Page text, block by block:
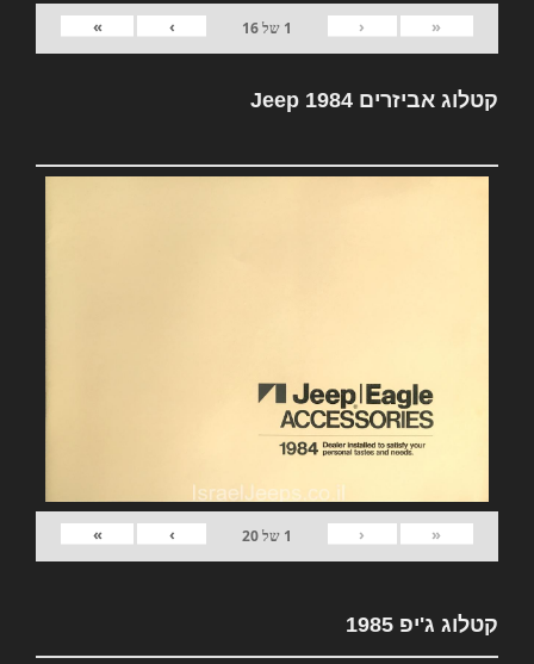
«
‹
1 של16
›
»
קטלוג אביזרים Jeep 1984
«
‹
1 של20
›
»
קטלוג ג'יפ 1985